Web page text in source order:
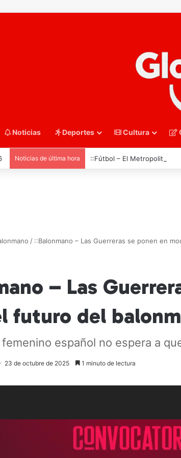
Noticias Deportes Cultura
Noticias de última hora ::Fútbol – El Metropolitano
/ ::Balonmano – Las Guerreras se ponen en
– Las
futuro del
femenino español no espera a
23 de octubre de 2025 1 minuto de lectura